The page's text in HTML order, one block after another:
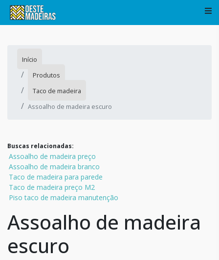
Início
Produtos
Taco de madeira
Assoalho de madeira escuro
Buscas relacionadas:
Assoalho de madeira preço
Assoalho de madeira branco
Taco de madeira para parede
Taco de madeira preço M2
Piso taco de madeira manutenção
Assoalho de madeira
escuro